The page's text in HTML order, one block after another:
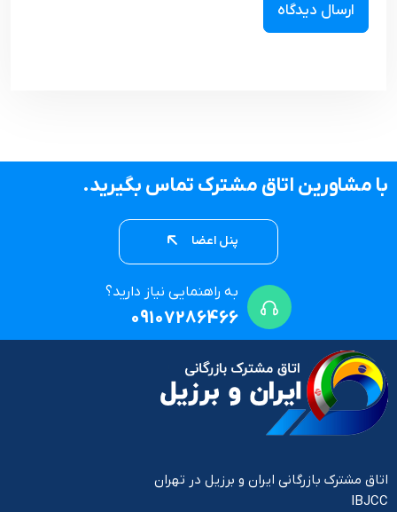
با مشاورین اتاق مشترک تماس بگیرید.
پنل اعضا
به راهنمایی نیاز دارید؟
09107286466
اتاق مشترک بازرگانی ایران و برزیل در تهران
IBJCC